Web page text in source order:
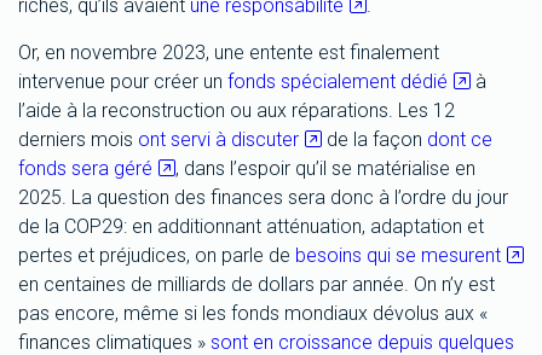
riches, qu’ils avaient une responsabilité .
Or, en novembre 2023, une entente est finalement
intervenue pour créer un fonds spécialement dédié
à
l’aide à la reconstruction ou aux réparations. Les 12
derniers mois ont servi à discuter de la façon dont ce
fonds sera géré
, dans l’espoir qu’il se matérialise en
2025. La question des finances sera donc à l’ordre du jour
de la COP29: en additionnant atténuation, adaptation et
pertes et préjudices, on parle de besoins qui se mesurent
en centaines de milliards de dollars par année. On n’y est
pas encore, même si les fonds mondiaux dévolus aux «
finances climatiques » sont en croissance depuis quelques